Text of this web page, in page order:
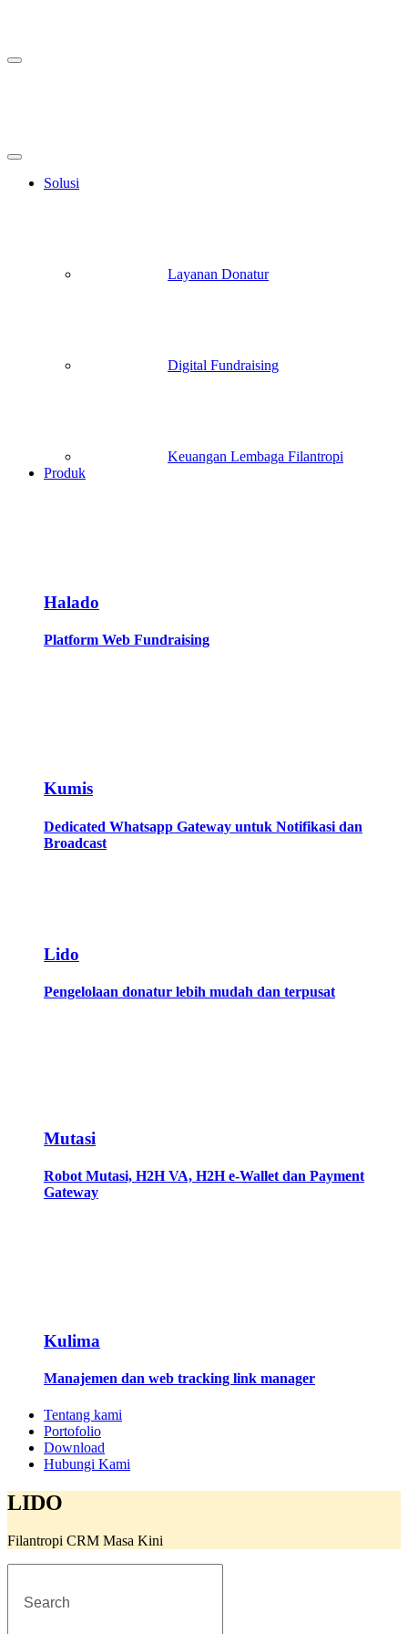
Solusi
Layanan Donatur
Digital Fundraising
Keuangan Lembaga Filantropi
Produk
Halado
Platform Web Fundraising
Kumis
Dedicated Whatsapp Gateway untuk Notifikasi dan
Broadcast
Lido
Pengelolaan donatur lebih mudah dan terpusat
Mutasi
Robot Mutasi, H2H VA, H2H e-Wallet dan Payment
Gateway
Kulima
Manajemen dan web tracking link manager
Tentang kami
Portofolio
Download
Hubungi Kami
LIDO
Filantropi CRM Masa Kini